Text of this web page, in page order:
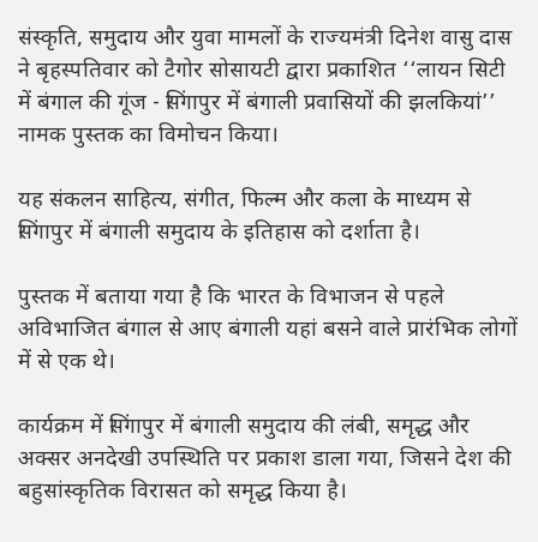
संस्कृति, समुदाय और युवा मामलों के राज्यमंत्री दिनेश वासु दास
ने बृहस्पतिवार को टैगोर सोसायटी द्वारा प्रकाशित ‘‘लायन सिटी
में बंगाल की गूंज - सिंगापुर में बंगाली प्रवासियों की झलकियां’’
नामक पुस्तक का विमोचन किया।
यह संकलन साहित्य, संगीत, फिल्म और कला के माध्यम से
सिंगापुर में बंगाली समुदाय के इतिहास को दर्शाता है।
पुस्तक में बताया गया है कि भारत के विभाजन से पहले
अविभाजित बंगाल से आए बंगाली यहां बसने वाले प्रारंभिक लोगों
में से एक थे।
कार्यक्रम में सिंगापुर में बंगाली समुदाय की लंबी, समृद्ध और
अक्सर अनदेखी उपस्थिति पर प्रकाश डाला गया, जिसने देश की
बहुसांस्कृतिक विरासत को समृद्ध किया है।